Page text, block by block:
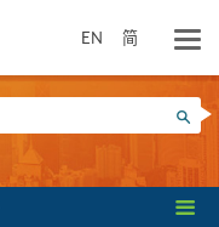
EN 简
搜尋